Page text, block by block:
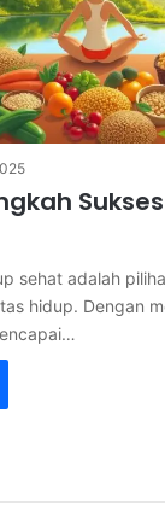
sehat adalah
hidup. Dengan